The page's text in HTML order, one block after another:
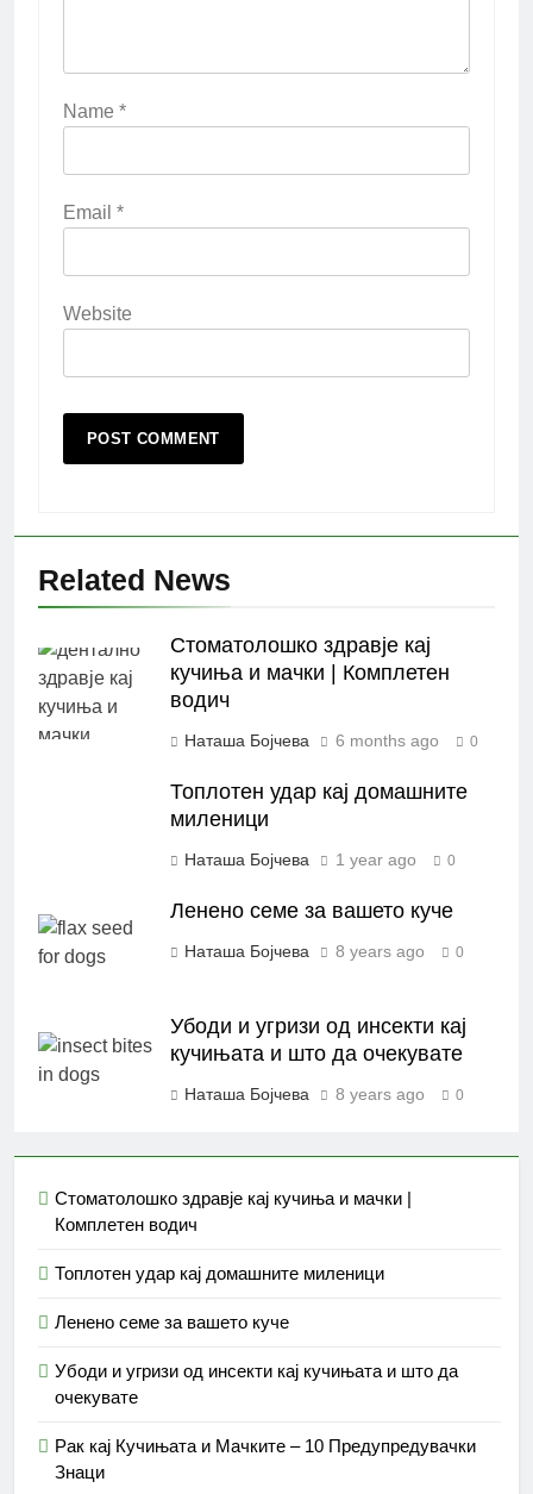
Name *
Email *
Website
Related News
Стоматолошко здравје кај
кучиња и мачки | Комплетен
водич
Наташа Бојчева 6 months ago 0
Топлотен удар кај домашните
миленици
Наташа Бојчева 1 year ago 0
Ленено семе за вашето куче
Наташа Бојчева 8 years ago 0
Убоди и угризи од инсекти кај
кучињата и што да очекувате
Наташа Бојчева 8 years ago 0
Стоматолошко здравје кај кучиња и мачки |
Комплетен водич
Топлотен удар кај домашните миленици
Ленено семе за вашето куче
Убоди и угризи од инсекти кај кучињата и што да
очекувате
Рак кај Кучињата и Мачките – 10 Предупредувачки
Знаци